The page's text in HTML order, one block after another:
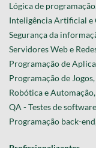
Lógica de
Inteligência Artificial e
Segurança da
Servidores Web e
Programação de
Programação de Jogos,
Robótica e Automação,
QA - Testes de
Programação back-